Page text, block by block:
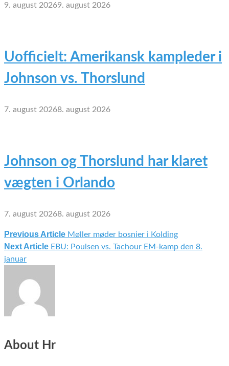
9. august 20269. august 2026
Uofficielt: Amerikansk kampleder i
Johnson vs. Thorslund
7. august 20268. august 2026
Johnson og Thorslund har klaret
vægten i Orlando
7. august 20268. august 2026
Indlægsnavigation
Previous Article Møller møder bosnier i Kolding
Next Article EBU: Poulsen vs. Tachour EM-kamp den 8.
januar
About Hr